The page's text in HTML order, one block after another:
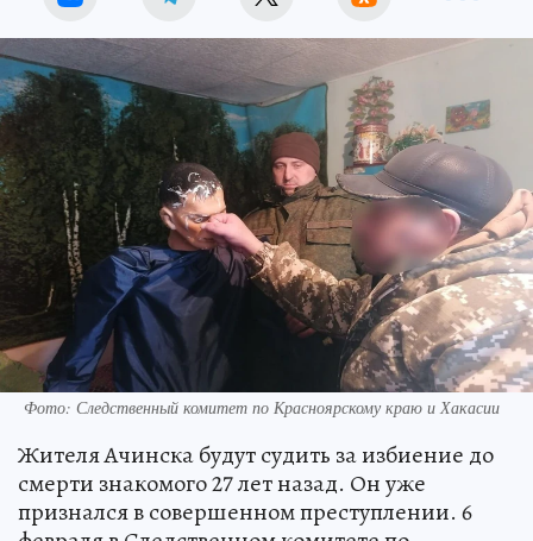
Фото: Следственный комитет по Красноярскому краю и Хакасии
Жителя Ачинска будут судить за избиение до
смерти знакомого 27 лет назад. Он уже
признался в совершенном преступлении. 6